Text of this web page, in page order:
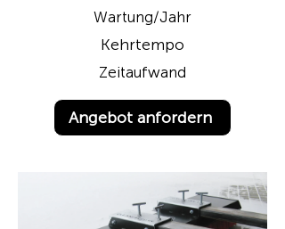
Wartung/Jahr
Kehrtempo
Zeitaufwand
Angebot anfordern